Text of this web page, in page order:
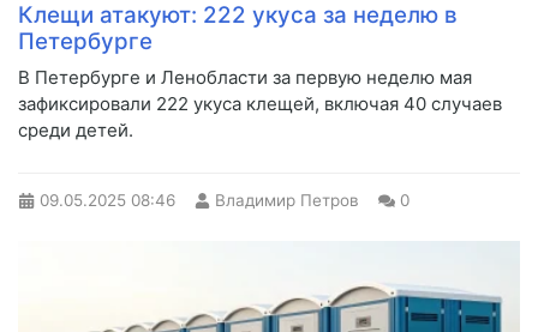
Клещи атакуют: 222 укуса за неделю в
Петербурге
В Петербурге и Ленобласти за первую неделю мая
зафиксировали 222 укуса клещей, включая 40 случаев
среди детей.
09.05.2025 08:46 Владимир Петров 0